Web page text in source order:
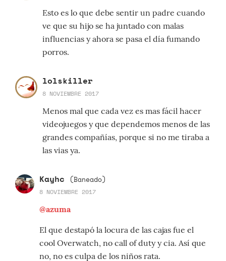
Esto es lo que debe sentir un padre cuando
ve que su hijo se ha juntado con malas
influencias y ahora se pasa el día fumando
porros.
lolskiller
8 NOVIEMBRE 2017
Menos mal que cada vez es mas fácil hacer
videojuegos y que dependemos menos de las
grandes compañías, porque si no me tiraba a
las vias ya.
Kayhc (Baneado)
8 NOVIEMBRE 2017
@azuma
El que destapó la locura de las cajas fue el
cool Overwatch, no call of duty y cia. Así que
no, no es culpa de los niños rata.